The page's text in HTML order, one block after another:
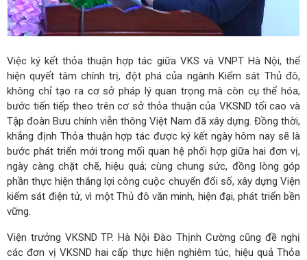
Việc ký kết thỏa thuận hợp tác giữa VKS và VNPT Hà Nội, thể
hiện quyết tâm chính trị, đột phá của ngành Kiểm sát Thủ đô,
không chỉ tạo ra cơ sở pháp lý quan trọng mà còn cụ thể hóa,
bước tiến tiếp theo trên cơ sở thỏa thuận của VKSND tối cao và
Tập đoàn Bưu chính viễn thông Việt Nam đã xây dựng. Đồng thời,
khẳng định Thỏa thuận hợp tác được ký kết ngày hôm nay sẽ là
bước phát triển mới trong mối quan hệ phối hợp giữa hai đơn vị,
ngày càng chặt chẽ, hiệu quả; cùng chung sức, đồng lòng góp
phần thực hiện thắng lợi công cuộc chuyển đổi số, xây dựng Viện
kiểm sát điện tử, vì một Thủ đô văn minh, hiện đại, phát triển bền
vững.
Viện trưởng VKSND TP. Hà Nội Đào Thịnh Cường cũng đề nghị
các đơn vị VKSND hai cấp thực hiện nghiêm túc, hiệu quả Thỏa